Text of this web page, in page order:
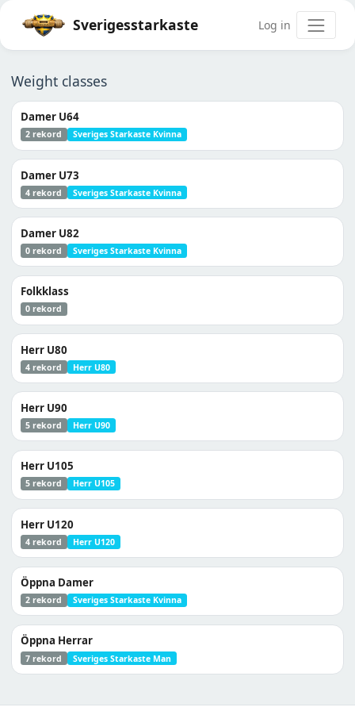
Sverigesstarkaste Log in
Weight classes
Damer U64
2 rekord Sveriges Starkaste Kvinna
Damer U73
4 rekord Sveriges Starkaste Kvinna
Damer U82
0 rekord Sveriges Starkaste Kvinna
Folkklass
0 rekord
Herr U80
4 rekord Herr U80
Herr U90
5 rekord Herr U90
Herr U105
5 rekord Herr U105
Herr U120
4 rekord Herr U120
Öppna Damer
2 rekord Sveriges Starkaste Kvinna
Öppna Herrar
7 rekord Sveriges Starkaste Man